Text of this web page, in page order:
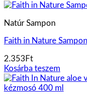
Natúr Sampon
Faith in Nature
2.353 Ft
Kosárba teszem